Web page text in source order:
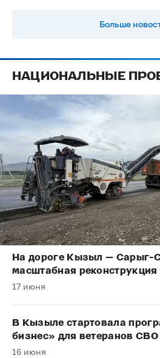
Больше
НАЦИОНАЛЬНЫЕ
На дороге Кызыл — Сарыг-
масштабная реконструкция
17 июня
В Кызыле стартовала
бизнес» для ветеранов СВО
16 июня